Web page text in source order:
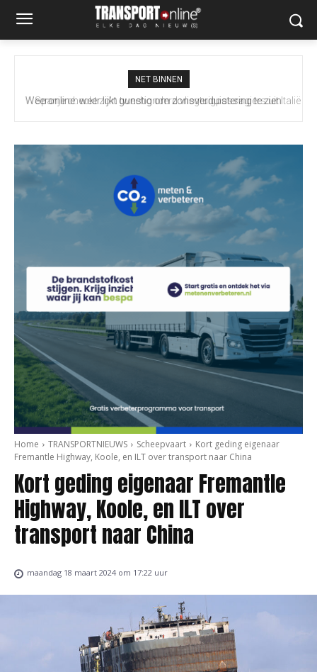
NET BINNEN
Spanje checkt zo’n tweehonderd vliegtuigpassagiers uit Italië
Home TRANSPORTNIEUWS Scheepvaart
Kort geding eigenaar
Fremantle Highway, Koole, en ILT over transport naar China
Kort geding eigenaar Fremantle
Highway, Koole, en ILT over
transport naar China
maandag 18 maart 2024 om 17:22 uur